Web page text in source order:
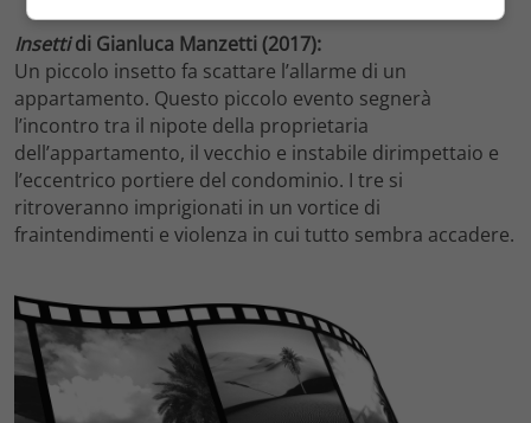
Insettidi Gianluca Manzetti (2017):
Un piccolo insetto fa scattare l’allarme di un
appartamento. Questo piccolo evento segnerà
l’incontro tra il nipote della proprietaria
dell’appartamento, il vecchio e instabile dirimpettaio e
l’eccentrico portiere del condominio. I tre si
ritroveranno imprigionati in un vortice di
fraintendimenti e violenza in cui tutto sembra accadere.